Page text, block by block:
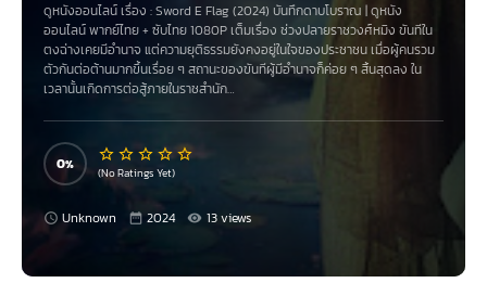
ดูหนังออนไลน์ เรื่อง :Sword E Flag (2024) บันทึกดาบโบราณ |ดูหนัง
ออนไลน์พากย์ไทย+ ซับไทย1080Pเต็มเรื่อง ช่วงปลายราชวงศ์หมิง ขันทีใน
ตงฉ่างเคยมีอำนาจ แต่ความยุติธรรมยังคงอยู่ในใจของประชาชน เมื่อผู้คนรวม
ตัวกันต่อต้านมากขึ้นเรื่อย ๆ สถานะของขันทีผู้มีอำนาจก็ค่อย ๆ สิ้นสุดลง ใน
เวลานั้นเกิดการต่อสู้ภายในราชสำนัก…
0 (No Ratings Yet)
Unknown 2024 13 views